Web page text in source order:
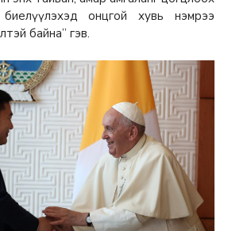
онцгой хувь нэмрээ
байна” гэв.